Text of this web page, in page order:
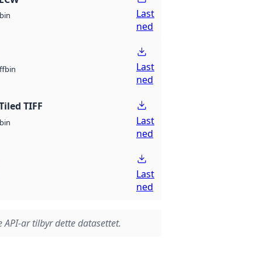
bin
Last
ned
bin
Last
ned
TIFF
bin
Last
ned
Last
ned
API-ar tilbyr dette datasettet.